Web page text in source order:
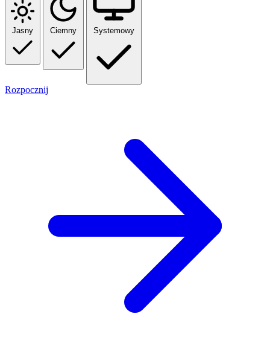
Jasny Ciemny Systemowy
Rozpocznij